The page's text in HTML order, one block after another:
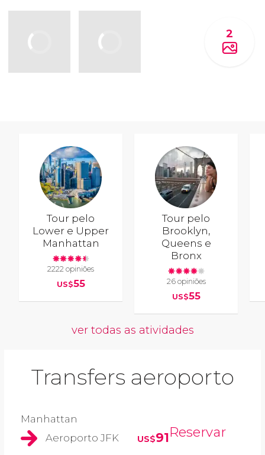
2
Tour pelo
Lower e Upper
Manhattan
2222 opiniões
US$55
Tour pelo
Brooklyn,
Queens e
Bronx
26 opiniões
US$55
ver todas as atividades
Transfers aeroporto
Manhattan
Aeroporto JFK
US$91Reservar